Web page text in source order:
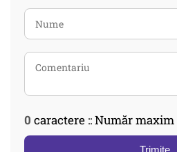
0 caractere :: Număr maxim